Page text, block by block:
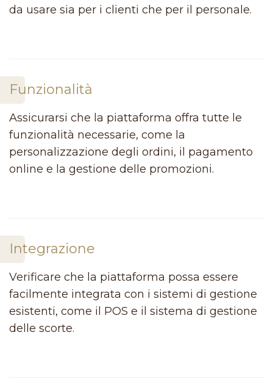
da usare sia per i clienti che per il personale.
Funzionalità
Assicurarsi che la piattaforma offra tutte le
funzionalità necessarie, come la
personalizzazione degli ordini, il pagamento
online e la gestione delle promozioni.
Integrazione
Verificare che la piattaforma possa essere
facilmente integrata con i sistemi di gestione
esistenti, come il POS e il sistema di gestione
delle scorte.